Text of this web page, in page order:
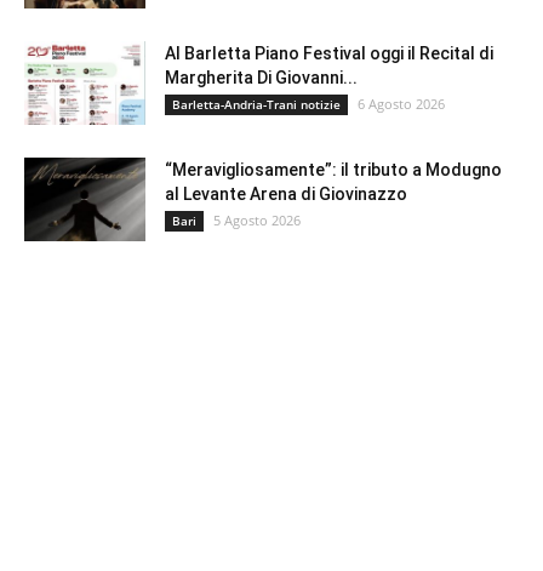
Al Barletta Piano Festival oggi il Recital di
Margherita Di Giovanni...
Barletta-Andria-Trani notizie 6 Agosto 2026
“Meravigliosamente”: il tributo a Modugno
al Levante Arena di Giovinazzo
Bari 5 Agosto 2026